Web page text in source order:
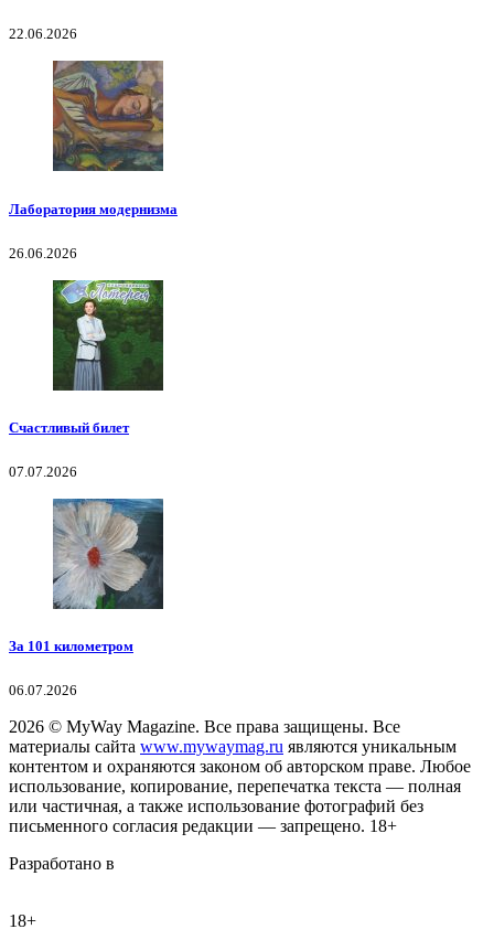
22.06.2026
Лаборатория модернизма
26.06.2026
Счастливый билет
07.07.2026
За 101 километром
06.07.2026
2026 © MyWay Magazine. Все права защищены. Все
материалы сайта www.mywaymag.ru являются уникальным
контентом и охраняются законом об авторском праве. Любое
использование, копирование, перепечатка текста — полная
или частичная, а также использование фотографий без
письменного согласия редакции — запрещено. 18+
Разработано в
18+